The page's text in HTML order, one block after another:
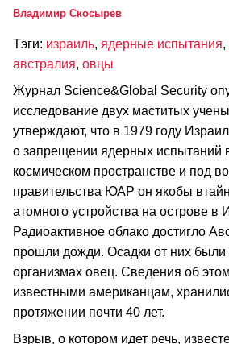
Владимир Скосырев
Тэги: израиль, ядерные испытания,
австралия, овцы
Журнал Science&Global Security
исследование двух маститых
утверждают, что в 1979 году
о запрещении ядерных испытаний
космическом пространстве и под
правительства ЮАР он якобы
атомного устройства на острове в
Радиоактивное облако достигло
прошли дожди. Осадки от них
организмах овец. Сведения об
известными американцам,
протяжении почти 40 лет.
Взрыв, о котором идет речь,